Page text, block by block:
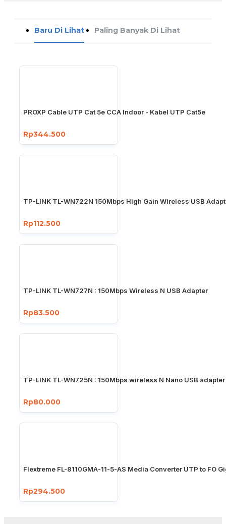
Baru Di Lihat Paling Banyak Di Lihat
PROXP Cable UTP Cat 5e CCA Indoor - Kabel UTP Cat5e
Rp344.500
TP-LINK TL-WN722N 150Mbps High Gain Wireless USB
Rp112.500
TP-LINK TL-WN727N : 150Mbps Wireless N USB Adapter
Rp83.500
TP-LINK TL-WN725N : 150Mbps wireless N Nano USB adapter
Rp80.000
Flextreme FL-8110GMA-11-5-AS Media Converter UTP to FO
Rp294.500